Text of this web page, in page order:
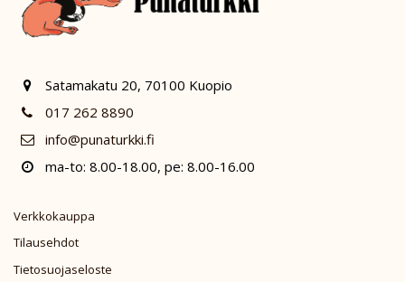
Satamakatu 20, 70100 Kuopio
017 262 8890
info@punaturkki.fi
ma-to: 8.00-18.00, pe: 8.00-16.00
Verkkokauppa
Tilausehdot
Tietosuojaseloste